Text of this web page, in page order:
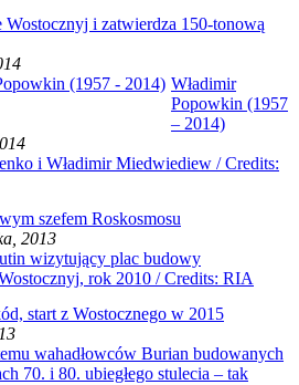
i zatwierdza 150-tonową
Władimir
Popowkin (1957
– 2014)
szefem Roskosmosu
2013
start z Wostocznego w 2015